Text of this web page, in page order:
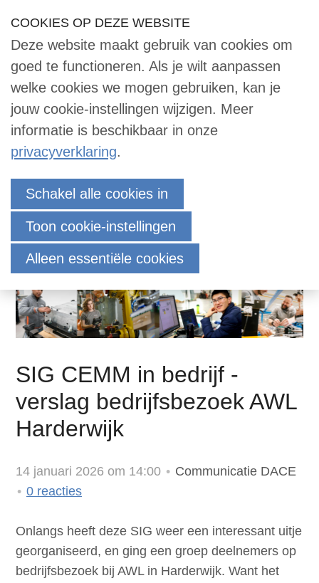
links
over
Jump
navigation
to
main
content
Our Phone Number:
033 -2473455 Our Email Address:
info@dace.nl
SIG CEMM in bedrijf -
verslag bedrijfsbezoek AWL
Harderwijk
14 januari 2026 om 14:00
Communicatie DACE
0 reacties
Onlangs heeft deze SIG weer een interessant uitje
georganiseerd, en ging een groep deelnemers op
bedrijfsbezoek bij AWL in Harderwijk. Want het
Contact
Zoek
Inloggen
English
Nederlands
COOKIES OP DEZE WEBSITE
Deze website maakt gebruik van cookies om
goed te functioneren. Als je wilt aanpassen
welke cookies we mogen gebruiken, kan je
jouw cookie-instellingen wijzigen. Meer
informatie is beschikbaar in onze
privacyverklaring.
Schakel alle cookies in
Toon cookie-instellingen
Alleen essentiële cookies